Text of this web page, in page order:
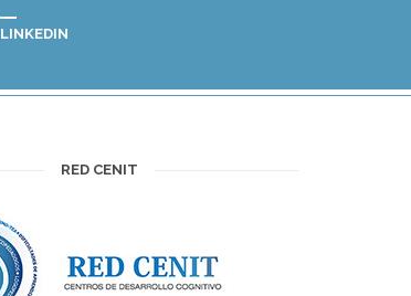
LINKEDIN
RED CENIT